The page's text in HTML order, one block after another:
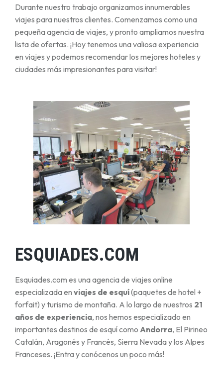
Durante nuestro trabajo organizamos innumerables
viajes para nuestros clientes. Comenzamos como una
pequeña agencia de viajes, y pronto ampliamos nuestra
lista de ofertas. ¡Hoy tenemos una valiosa experiencia
en viajes y podemos recomendar los mejores hoteles y
ciudades más impresionantes para visitar!
ESQUIADES.COM
Esquiades.com es una agencia de viajes online
especializada en viajes de esquí(paquetes de hotel +
forfait) y turismo de montaña. A lo largo de nuestros 21
años de experiencia, nos hemos especializado en
importantes destinos de esquí como Andorra, El Pirineo
Catalán, Aragonés y Francés, Sierra Nevada y los Alpes
Franceses. ¡Entra y conócenos un poco más!